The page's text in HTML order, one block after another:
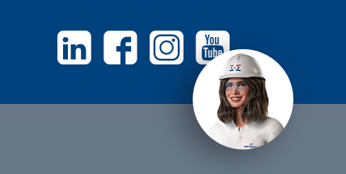
Linkedin Facebook Instagram